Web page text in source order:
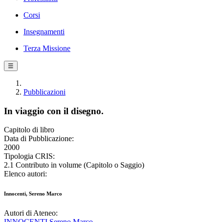
Corsi
Insegnamenti
Terza Missione
☰
Pubblicazioni
In viaggio con il disegno.
Capitolo di libro
Data di Pubblicazione:
2000
Tipologia CRIS:
2.1 Contributo in volume (Capitolo o Saggio)
Elenco autori:
Innocenti, Sereno Marco
Autori di Ateneo: